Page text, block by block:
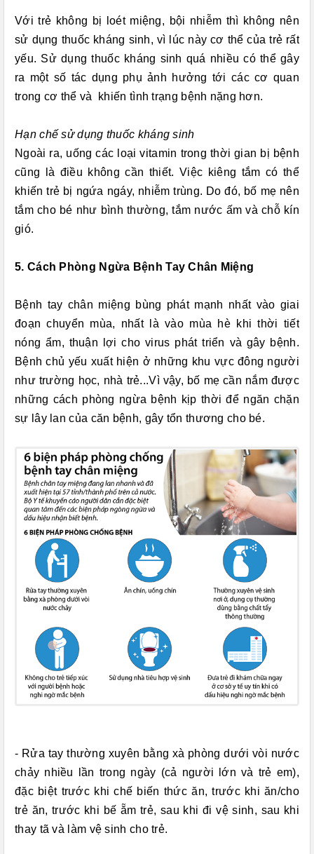
Với trẻ không bị loét miệng, bội nhiễm thì không nên
sử dụng thuốc kháng sinh, vì lúc này cơ thể của trẻ rất
yếu. Sử dụng thuốc kháng sinh quá nhiều có thể gây
ra một số tác dụng phụ ảnh hưởng tới các cơ quan
trong cơ thể và khiến tình trạng bệnh nặng hơn.
Hạn chế sử dụng thuốc kháng sinh
Ngoài ra, uống các loại vitamin trong thời gian bị bệnh
cũng là điều không cần thiết. Việc kiêng tắm có thể
khiến trẻ bị ngứa ngáy, nhiễm trùng. Do đó, bố mẹ nên
tắm cho bé như bình thường, tắm nước ấm và chỗ kín
gió.
5. Cách Phòng Ngừa Bệnh Tay Chân Miệng
Bệnh tay chân miệng bùng phát mạnh nhất vào giai
đoạn chuyển mùa, nhất là vào mùa hè khi thời tiết
nóng ẩm, thuận lợi cho virus phát triển và gây bệnh.
Bệnh chủ yếu xuất hiện ở những khu vực đông người
như trường học, nhà trẻ...Vì vậy, bố mẹ cần nắm được
những cách phòng ngừa bệnh kịp thời để ngăn chặn
sự lây lan của căn bệnh, gây tổn thương cho bé.
- Rửa tay thường xuyên bằng xà phòng dưới vòi nước
chảy nhiều lần trong ngày (cả người lớn và trẻ em),
đặc biệt trước khi chế biến thức ăn, trước khi ăn/cho
trẻ ăn, trước khi bế ẵm trẻ, sau khi đi vệ sinh, sau khi
thay tã và làm vệ sinh cho trẻ.